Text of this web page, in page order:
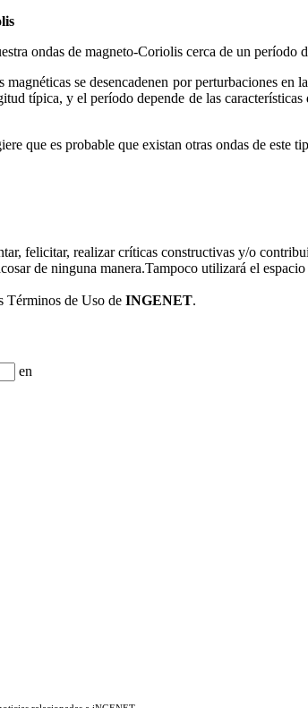
ondas de magneto-Coriolis cerca de un período
magnéticas se desencadenen por perturbaciones
típica, y el período depende de las
que es probable que existan otras ondas de este
felicitar, realizar críticas constructivas y/o
de ninguna manera.Tampoco utilizará el
Términos de Uso de INGENET.
en